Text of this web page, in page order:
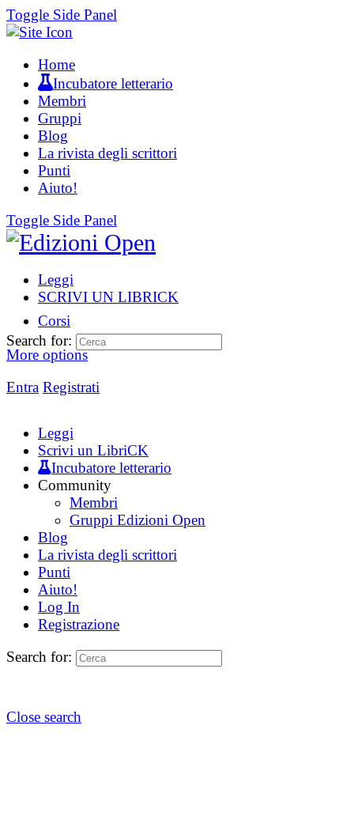
Toggle Side Panel
Home
Incubatore letterario
Membri
Gruppi
Blog
La rivista degli scrittori
Punti
Aiuto!
Toggle Side Panel
Leggi
SCRIVI UN LIBRICK
Corsi
More options
Entra Registrati
Search for:
Leggi
Scrivi un LibriCK
Incubatore letterario
Community
Membri
Gruppi Edizioni Open
Blog
La rivista degli scrittori
Punti
Aiuto!
Log In
Registrazione
Search for:
Close search